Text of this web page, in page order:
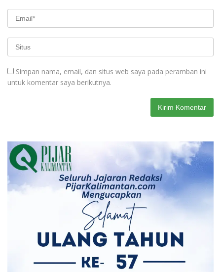
Simpan nama, email, dan situs web saya pada peramban ini
untuk komentar saya berikutnya.